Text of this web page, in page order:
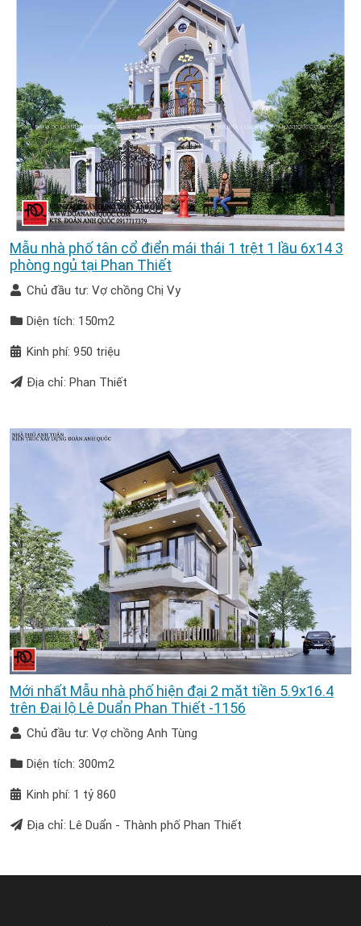
Mẫu nhà phố tân cổ điển mái thái 1 trệt 1 lầu 6x14 3
phòng ngủ tại Phan Thiết
Chủ đầu tư: Vợ chồng Chị Vy
Diện tích: 150m2
Kinh phí: 950 triệu
Địa chỉ: Phan Thiết
Mới nhất Mẫu nhà phố hiện đại 2 mặt tiền 5.9x16.4
trên Đại lộ Lê Duẩn Phan Thiết -1156
Chủ đầu tư: Vợ chồng Anh Tùng
Diện tích: 300m2
Kinh phí: 1 tỷ 860
Địa chỉ: Lê Duẩn - Thành phố Phan Thiết